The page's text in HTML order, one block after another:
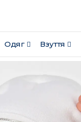
Одяг Взуття